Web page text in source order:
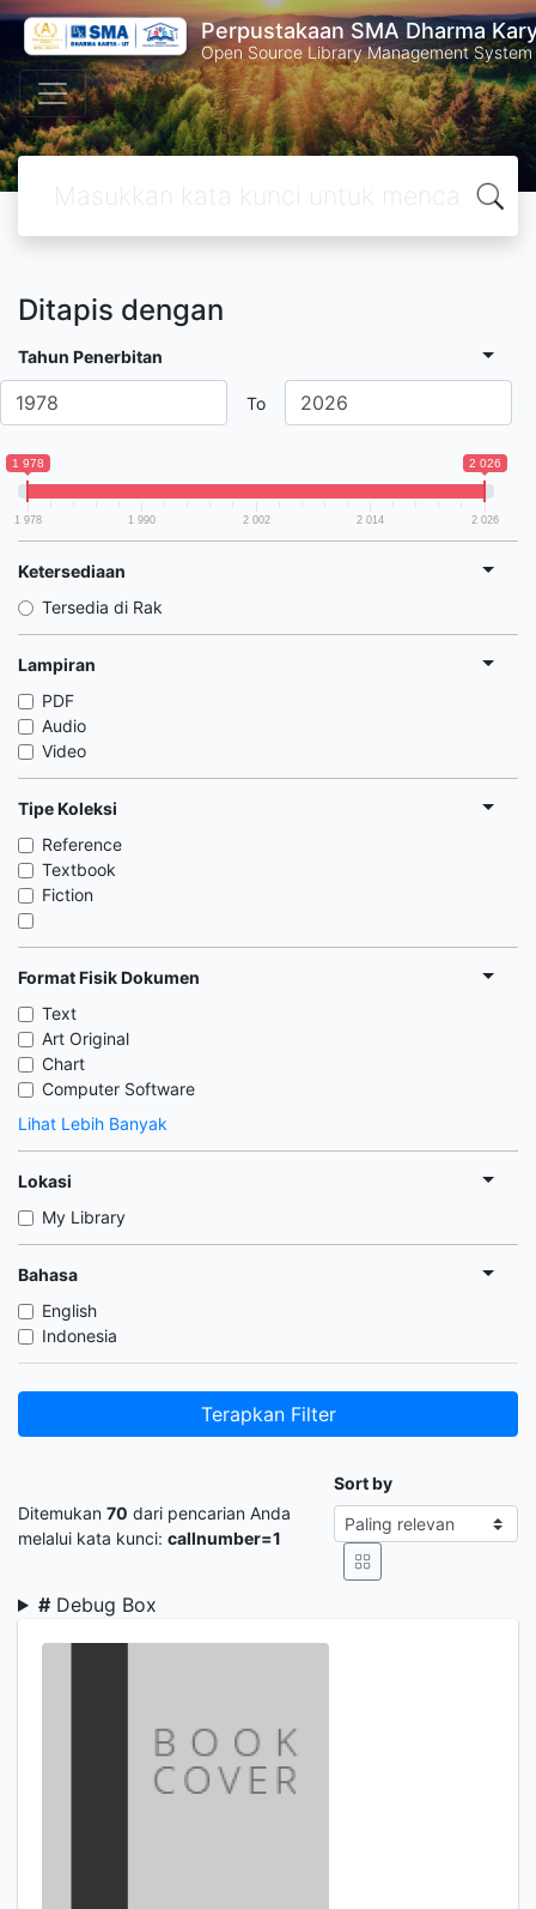
Perpustakaan SMA Dharma
Open Source Library Management System
Ditapis dengan
Tahun Penerbitan
To
1 978 2 026
1 978 1 990 2 002 2 014 2 026
Ketersediaan
Tersedia di Rak
Lampiran
PDF
Audio
Video
Tipe Koleksi
Reference
Textbook
Fiction
Format Fisik Dokumen
Text
Art Original
Chart
Computer Software
Lihat Lebih Banyak
Lokasi
My Library
Bahasa
English
Indonesia
Terapkan Filter
Ditemukan 70 dari pencarian Anda
melalui kata kunci: callnumber=1
Sort by
# Debug Box